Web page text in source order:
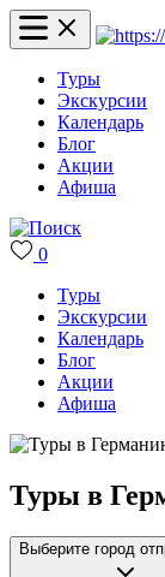
Туры
Экскурсии
Календарь
Блог
Акции
Афиша
0
Туры
Экскурсии
Календарь
Блог
Акции
Афиша
Туры в
Выберите город